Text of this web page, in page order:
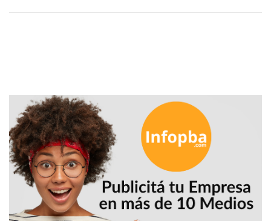
PERGAMINO:
DÓNDE
COMPRAR
EL
MEJOR
GIMNASIO
PERGAMINO